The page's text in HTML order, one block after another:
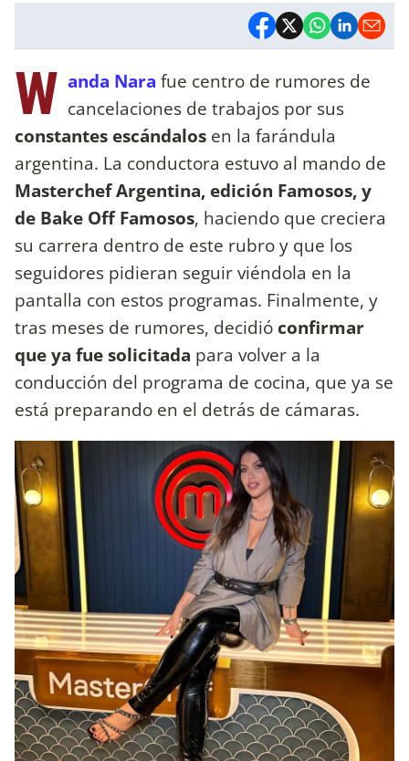
W anda Nara fue centro de rumores de
cancelaciones de trabajos por sus
constantes escándalos en la farándula
argentina. La conductora estuvo al mando de
Masterchef Argentina, edición Famosos, y
de Bake Off Famosos, haciendo que creciera
su carrera dentro de este rubro y que los
seguidores pidieran seguir viéndola en la
pantalla con estos programas. Finalmente, y
tras meses de rumores, decidió confirmar
que ya fue solicitada para volver a la
conducción del programa de cocina, que ya se
está preparando en el detrás de cámaras.